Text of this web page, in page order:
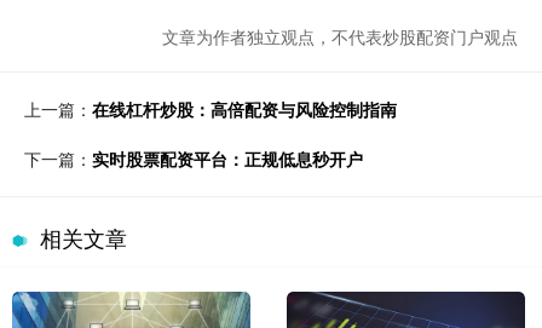
文章为作者独立观点，不代表炒股配资门户观点
上一篇： 在线杠杆炒股：高倍配资与风险控制指南
下一篇： 实时股票配资平台：正规低息秒开户
相关文章